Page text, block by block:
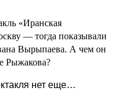
«Иранская
— тогда показывали
Вырыпаева. А чем он
Рыжакова?
нет еще…